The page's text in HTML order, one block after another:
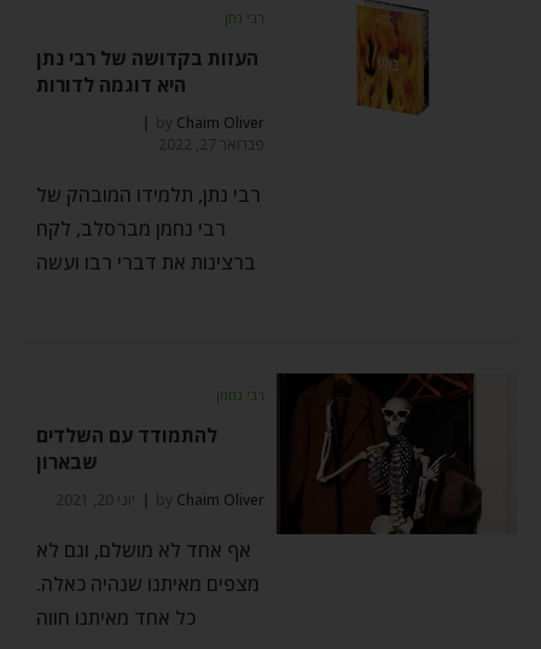
רבי נתן
העזות בקדושה של רבי נתן
היא דוגמה לדורות
by Chaim Oliver
פברואר 27, 2022
רבי נתן, תלמידו המובהק של
רבי נחמן מברסלב, לקח
ברצינות את דברי רבו ועשה
רבי נחמן
להתמודד עם השלדים
שבארון
by Chaim Oliver יוני 20, 2021
אף אחד לא מושלם, וגם לא
מצפים מאיתנו שנהיה כאלה.
כל אחד מאיתנו חווה